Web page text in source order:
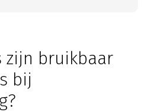
zijn bruikbaar
bij